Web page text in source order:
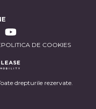
drepturile rezervate.
POLITICA DE COOKIES